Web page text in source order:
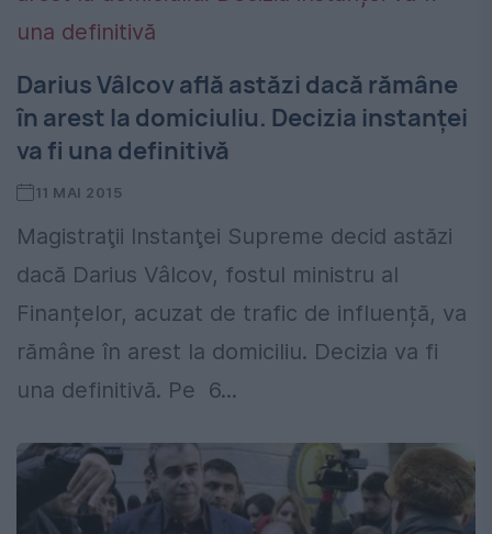
Darius Vâlcov află astăzi dacă rămâne
în arest la domiciuliu. Decizia instanței
va fi una definitivă
11 MAI 2015
Magistraţii Instanţei Supreme decid astăzi
dacă Darius Vâlcov, fostul ministru al
Finanțelor, acuzat de trafic de influență, va
rămâne în arest la domiciliu. Decizia va fi
una definitivă. Pe 6...